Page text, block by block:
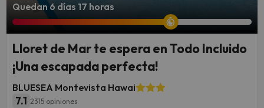
Quedan 6 días 17 horas
Lloret de Mar te espera en Todo Incluido
¡Una escapada perfecta!
BLUESEA Montevista Hawai
7.1 2315 opiniones